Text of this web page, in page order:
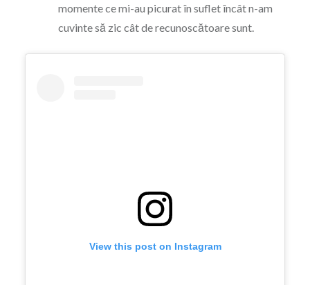
momente ce mi-au picurat în suflet încât n-am
cuvinte să zic cât de recunoscătoare sunt.
View this post on Instagram